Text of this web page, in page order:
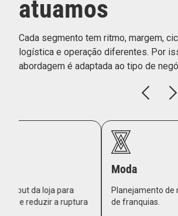
atuamos
Cada segmento tem ritmo, margem,
logística e operação diferentes. Por
abordagem é adaptada ao tipo de
Planejamento de mix, gestão de
de franquias.